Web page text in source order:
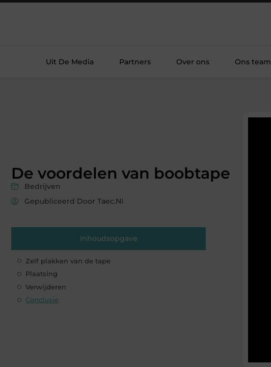
Uit De Media Partners Over ons Ons team
De voordelen van boobtape
Bedrijven
Gepubliceerd Door Taec.nl
Inhoudsopgave
Zelf plakken van de tape
Plaatsing
Verwijderen
Conclusie